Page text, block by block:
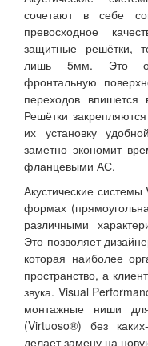
сочетают в себе
превосходное
защитные решётки,
лишь 5мм. Это
фронтальную
переходов впишется
Решётки
их установку
заметно экономит
фланцевыми АС.
Акустические
формах
различными
Это позволяет
которая наиболее
пространство, а
звука. Visual
монтажные ниши
(Virtuoso®) без
делает замену на